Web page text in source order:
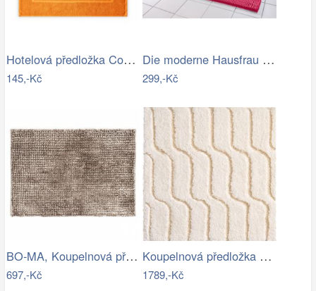
Hotelová předložka Comfort oranžová…
145,-Kč
Die moderne Hausfrau Koupelnová…
299,-Kč
BO-MA, Koupelnová předložka Ella micro…
697,-Kč
Koupelnová předložka VOGUE
1789,-Kč